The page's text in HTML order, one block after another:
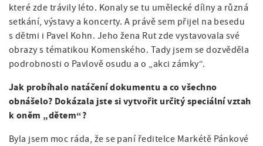
které zde trávily léto. Konaly se tu umělecké dílny a různá
setkání, výstavy a koncerty. A právě sem přijel na besedu
s dětmi i Pavel Kohn. Jeho žena Rut zde vystavovala své
obrazy s tématikou Komenského. Tady jsem se dozvěděla
podrobnosti o Pavlově osudu a o „akci zámky“.
Jak probíhalo natáčení dokumentu a co všechno
obnášelo? Dokázala jste si vytvořit určitý speciální vztah
k oněm „dětem“?
Byla jsem moc ráda, že se paní ředitelce Markétě Pánkové